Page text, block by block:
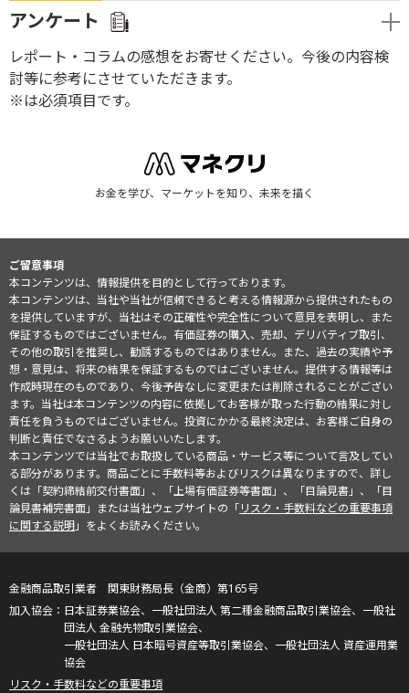
アンケート
レポート・コラムの感想をお寄せください。今後の内容検
討等に参考にさせていただきます。
※は必須項目です。
お金を学び、マーケットを知り、未来を描く
ご留意事項
本コンテンツは、情報提供を目的として行っております。
本コンテンツは、当社や当社が信頼できると考える情報源から提供されたもの
を提供していますが、当社はその正確性や完全性について意見を表明し、また
保証するものではございません。有価証券の購入、売却、デリバティブ取引、
その他の取引を推奨し、勧誘するものではありません。また、過去の実績や予
想・意見は、将来の結果を保証するものではございません。提供する情報等は
作成時現在のものであり、今後予告なしに変更または削除されることがござい
ます。当社は本コンテンツの内容に依拠してお客様が取った行動の結果に対し
責任を負うものではございません。投資にかかる最終決定は、お客様ご自身の
判断と責任でなさるようお願いいたします。
本コンテンツでは当社でお取扱している商品・サービス等について言及してい
る部分があります。商品ごとに手数料等およびリスクは異なりますので、詳し
くは「契約締結前交付書面」、「上場有価証券等書面」、「目論見書」、「目
論見書補完書面」または当社ウェブサイトの「リスク・手数料などの重要事項
に関する説明」をよくお読みください。
金融商品取引業者 関東財務局長（金商）第165号
日本証券業協会、一般社団法人 第二種金融商品取引業協会、一般社
団法人 金融先物取引業協会、
一般社団法人 日本暗号資産等取引業協会、一般社団法人 資産運用業
協会
リスク・手数料などの重要事項